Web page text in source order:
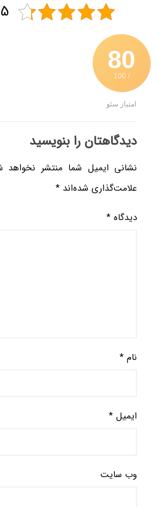
80
/ 100
امتیاز سئو
دیدگاهتان را بنویسید
نشانی ایمیل شما منتشر نخواهد
علامت‌گذاری شده‌اند *
دیدگاه*
نام*
ایمیل*
وب‌ سایت